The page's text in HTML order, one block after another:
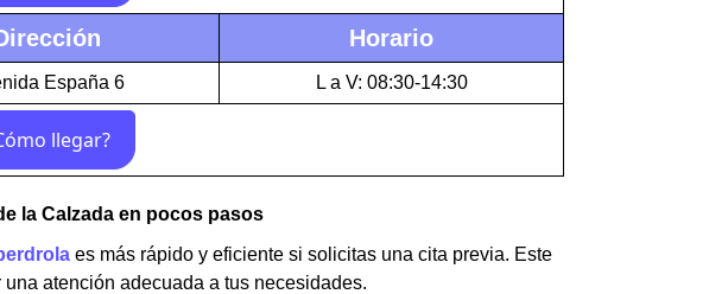
Horario
España 6 L a V: 08:30-14:30
la Calzada en pocos pasos
es más rápido y eficiente si solicitas una cita previa. Este
atención adecuada a tus necesidades.